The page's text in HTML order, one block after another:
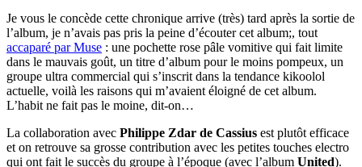
Je vous le concède cette chronique arrive (très) tard après la sortie de
l’album, je n’avais pas pris la peine d’écouter cet album;, tout
accaparé par Muse : une pochette rose pâle vomitive qui fait limite
dans le mauvais goût, un titre d’album pour le moins pompeux, un
groupe ultra commercial qui s’inscrit dans la tendance kikoolol
actuelle, voilà les raisons qui m’avaient éloigné de cet album.
L’habit ne fait pas le moine, dit-on…
La collaboration avec Philippe Zdar de Cassius est plutôt efficace
et on retrouve sa grosse contribution avec les petites touches electro
qui ont fait le succès du groupe à l’époque (avec l’album United).